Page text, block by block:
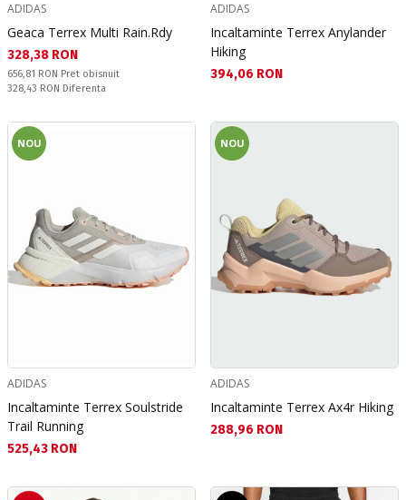
ADIDAS
Geaca Terrex Multi Rain.Rdy
Текуща цена:
328,38 RON
Pret obisnuit:
656,81 RON Pret obisnuit
Спестявате:
328,43 RON Diferenta
ADIDAS
Incaltaminte Terrex Anylander
Hiking
Текуща цена:
394,06 RON
NOU
ADIDAS
Incaltaminte Terrex Soulstride
Trail Running
Текуща цена:
525,43 RON
NOU
ADIDAS
Incaltaminte Terrex Ax4r Hiking
Текуща цена:
288,96 RON